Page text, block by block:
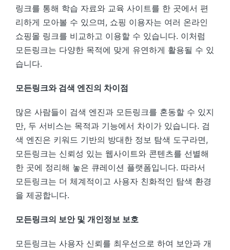
링크를 통해 학습 자료와 교육 사이트를 한 곳에서 편
리하게 모아볼 수 있으며, 쇼핑 이용자는 여러 온라인
쇼핑몰 링크를 비교하고 이용할 수 있습니다. 이처럼
모든링크는 다양한 목적에 맞게 유연하게 활용될 수 있
습니다.
모든링크와 검색 엔진의 차이점
많은 사람들이 검색 엔진과 모든링크를 혼동할 수 있지
만, 두 서비스는 목적과 기능에서 차이가 있습니다. 검
색 엔진은 키워드 기반의 방대한 정보 탐색 도구라면,
모든링크는 신뢰성 있는 웹사이트와 콘텐츠를 선별해
한 곳에 정리해 놓은 큐레이션 플랫폼입니다. 따라서
모든링크는 더 체계적이고 사용자 친화적인 탐색 환경
을 제공합니다.
모든링크의 보안 및 개인정보 보호
모든링크는 사용자 신뢰를 최우선으로 하여 보안과 개